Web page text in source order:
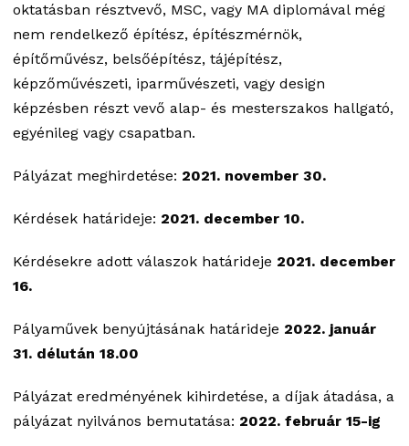
oktatásban résztvevő, MSC, vagy MA diplomával még
nem rendelkező építész, építészmérnök,
építőművész, belsőépítész, tájépítész,
képzőművészeti, iparművészeti, vagy design
képzésben részt vevő alap- és mesterszakos hallgató,
egyénileg vagy csapatban.
Pályázat meghirdetése: 2021. november 30.
Kérdések határideje: 2021. december 10.
Kérdésekre adott válaszok határideje 2021. december
16.
Pályaművek benyújtásának határideje 2022. január
31. délután 18.00
Pályázat eredményének kihirdetése, a díjak átadása, a
pályázat nyilvános bemutatása: 2022. február 15-ig